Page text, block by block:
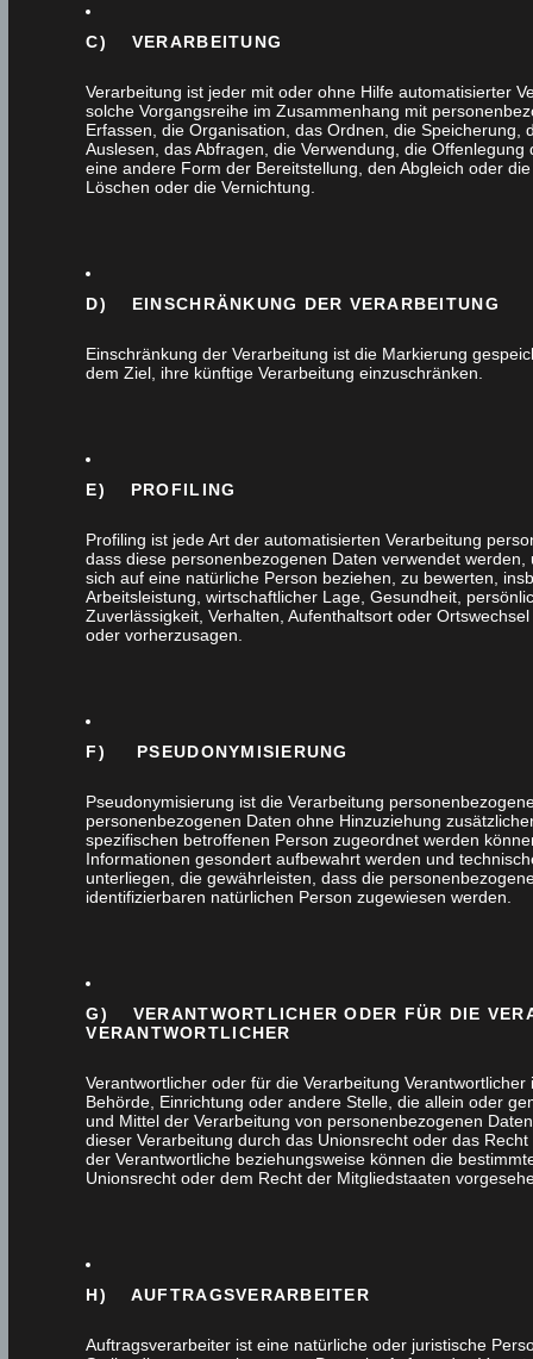
LACKIERTEN
GLASFRONTEN,
BELEUCHTET
Tags
Außenanlage
Badmöbel
Einbruchschutz
Fenster
Flurmöbel
Interna
Küchen
Möbel
Nachhaltigkeit
C) VERARBEITUNG
Verarbeitung ist jeder mit oder ohne Hilfe automatisierter
solche Vorgangsreihe im Zusammenhang mit
Erfassen, die Organisation, das Ordnen, die Speicherung,
Auslesen, das Abfragen, die Verwendung, die
eine andere Form der Bereitstellung, den Abgleich oder
Löschen oder die Vernichtung.
D) EINSCHRÄNKUNG DER VERARBEITUNG
Einschränkung der Verarbeitung ist die Markierung
dem Ziel, ihre künftige Verarbeitung einzuschränken.
E) PROFILING
Profiling ist jede Art der automatisierten Verarbeitung
dass diese personenbezogenen Daten verwendet
sich auf eine natürliche Person beziehen, zu bewerten,
Arbeitsleistung, wirtschaftlicher Lage, Gesundheit,
Zuverlässigkeit, Verhalten, Aufenthaltsort oder
oder vorherzusagen.
F) PSEUDONYMISIERUNG
Pseudonymisierung ist die Verarbeitung
personenbezogenen Daten ohne Hinzuziehung
spezifischen betroffenen Person zugeordnet werden
Informationen gesondert aufbewahrt werden und
unterliegen, die gewährleisten, dass die
identifizierbaren natürlichen Person zugewiesen werden.
G) VERANTWORTLICHER ODER FÜR DIE
VERANTWORTLICHER
Verantwortlicher oder für die Verarbeitung
Behörde, Einrichtung oder andere Stelle, die allein oder
und Mittel der Verarbeitung von personenbezogenen
dieser Verarbeitung durch das Unionsrecht oder das
der Verantwortliche beziehungsweise können die
Unionsrecht oder dem Recht der Mitgliedstaaten
H) AUFTRAGSVERARBEITER
Auftragsverarbeiter ist eine natürliche oder juristische